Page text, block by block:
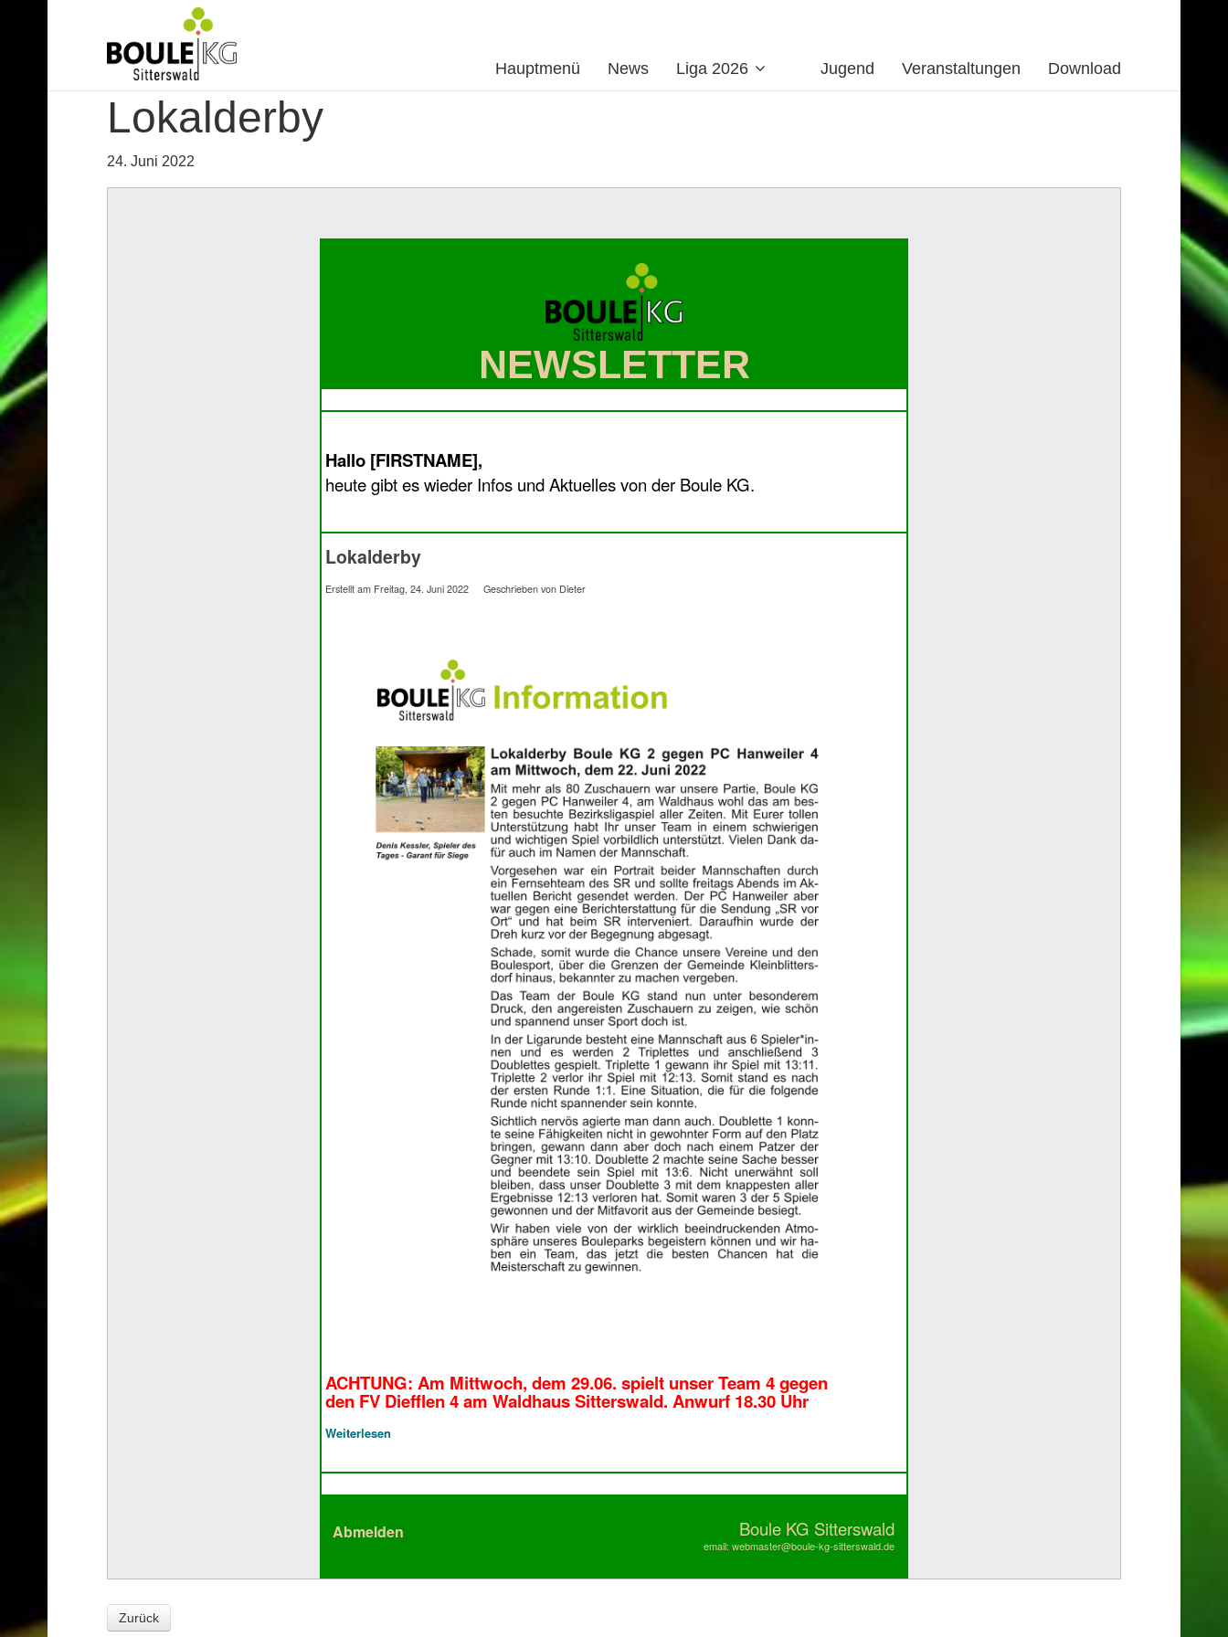
Hauptmenü News Liga 2026 Jugend Veranstaltungen Download
Lokalderby
24. Juni 2022
Zurück